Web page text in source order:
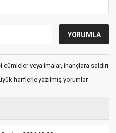
veya imalar, inançlara saldırı
harflerle yazılmış yorumlar